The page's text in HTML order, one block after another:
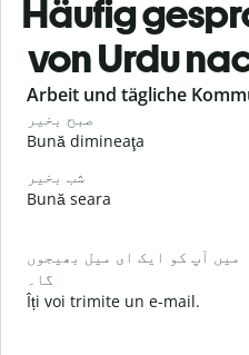
Häufig
von Urdu
Slide 1 of 6
Arbeit und tägliche
صبح بخیر
Bună dimineaţa
شب بخیر
Bună seara
میں آپ کو ایک ای میل بھیجوں
گا۔
Îți voi trimite un e-mail.